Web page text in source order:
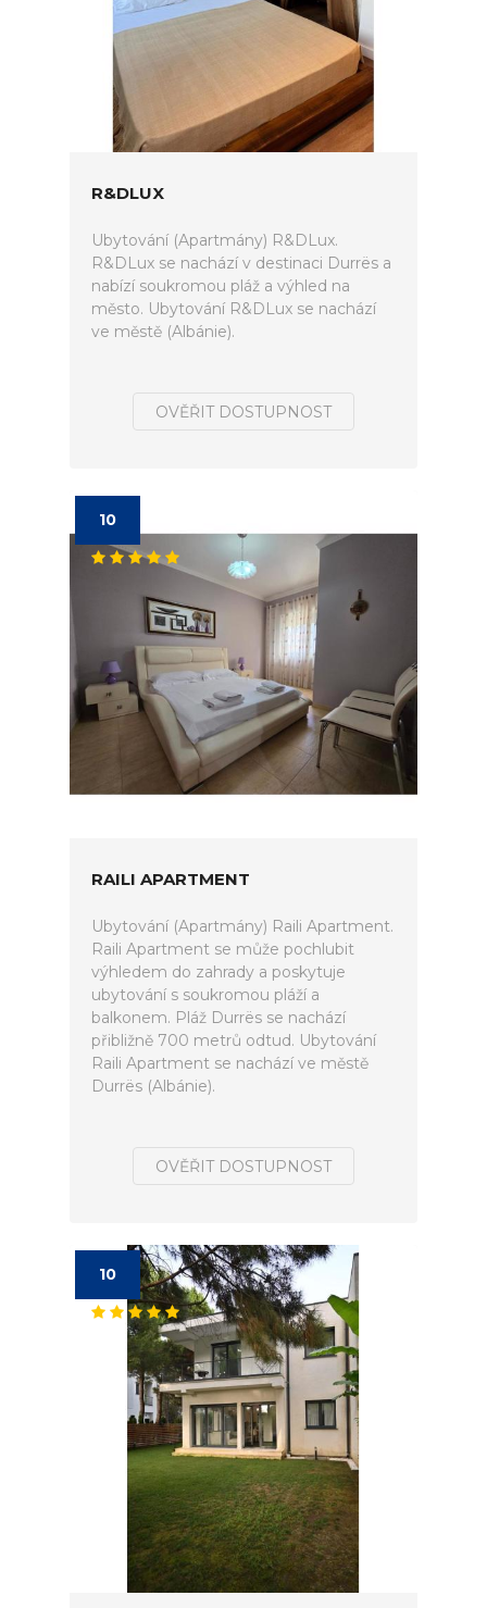
R&DLUX
Ubytování (Apartmány) R&DLux.
R&DLux se nachází v destinaci Durrës a
nabízí soukromou pláž a výhled na
město. Ubytování R&DLux se nachází
ve městě (Albánie).
OVĚŘIT DOSTUPNOST
10
RAILI APARTMENT
Ubytování (Apartmány) Raili Apartment.
Raili Apartment se může pochlubit
výhledem do zahrady a poskytuje
ubytování s soukromou pláží a
balkonem. Pláž Durrës se nachází
přibližně 700 metrů odtud. Ubytování
Raili Apartment se nachází ve městě
Durrës (Albánie).
OVĚŘIT DOSTUPNOST
10